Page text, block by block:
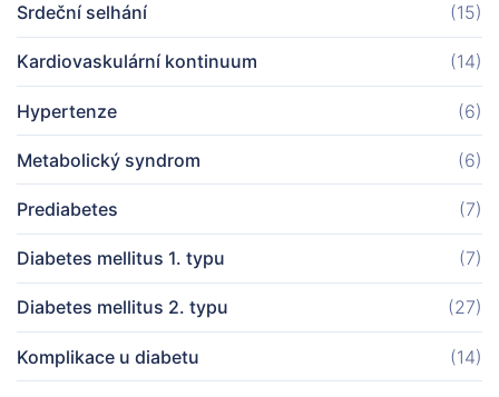
Srdeční selhání (15)
Kardiovaskulární kontinuum (14)
Hypertenze (6)
Metabolický syndrom (6)
Prediabetes (7)
Diabetes mellitus 1. typu (7)
Diabetes mellitus 2. typu (27)
Komplikace u diabetu (14)